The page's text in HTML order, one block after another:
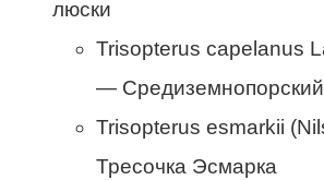
люски
Trisopterus capelanus
— Средиземнопорский
Trisopterus esmarkii
Тресочка Эсмарка